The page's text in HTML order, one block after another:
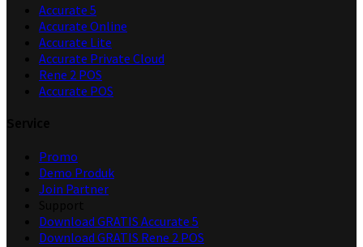
Accurate 5
Accurate Online
Accurate Lite
Accurate Private Cloud
Rene 2 POS
Accurate POS
Promo
Demo Produk
Join Partner
Download GRATIS Accurate 5
Download GRATIS Rene 2 POS